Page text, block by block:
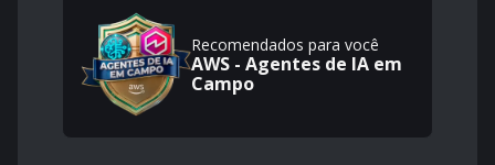
Recomendados para você
AWS - Agentes de IA em
Campo